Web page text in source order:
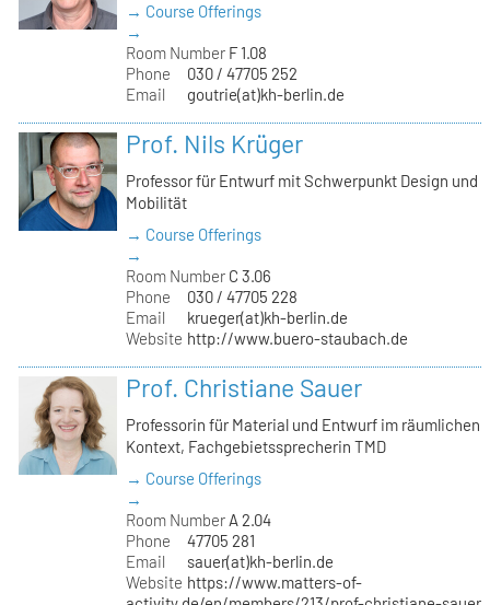
→ Course Offerings
→
Room Number F 1.08
Phone
030 / 47705 252
Email
goutrie(at)kh-berlin.de
Prof. Nils Krüger
Professor für Entwurf mit Schwerpunkt Design und
Mobilität
→ Course Offerings
→
Room Number C 3.06
Phone
030 / 47705 228
Email
krueger(at)kh-berlin.de
Website http://www.buero-staubach.de
Prof. Christiane Sauer
Professorin für Material und Entwurf im räumlichen
Kontext, Fachgebietssprecherin TMD
→ Course Offerings
→
Room Number A 2.04
Phone
47705 281
Email
sauer(at)kh-berlin.de
Website https://www.matters-of-